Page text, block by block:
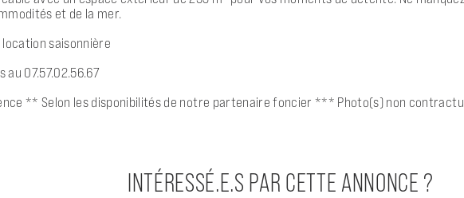
et de la mer.
saisonnière
07.57.02.56.67
** Selon les disponibilités de notre partenaire foncier *** Photo(s) non
INTÉRESSÉ.E.S PAR CETTE ANNONCE ?